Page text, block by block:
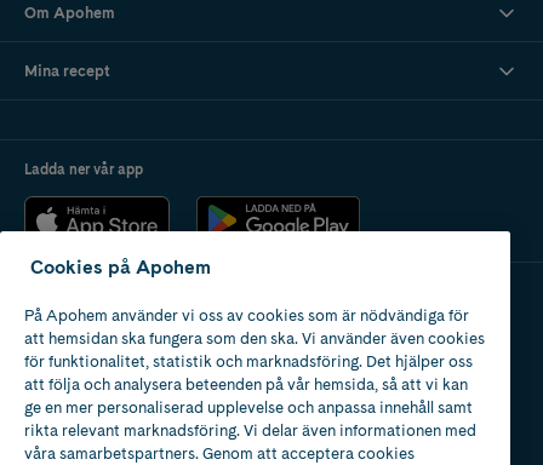
Om Apohem
Mina recept
Ladda ner vår app
Apotek med tillstånd
av Läkemedelsverket
Cookies på Apohem
På Apohem använder vi oss av cookies som är nödvändiga för
att hemsidan ska fungera som den ska. Vi använder även cookies
för funktionalitet, statistik och marknadsföring. Det hjälper oss
att följa och analysera beteenden på vår hemsida, så att vi kan
ge en mer personaliserad upplevelse och anpassa innehåll samt
rikta relevant marknadsföring. Vi delar även informationen med
våra samarbetspartners. Genom att acceptera cookies